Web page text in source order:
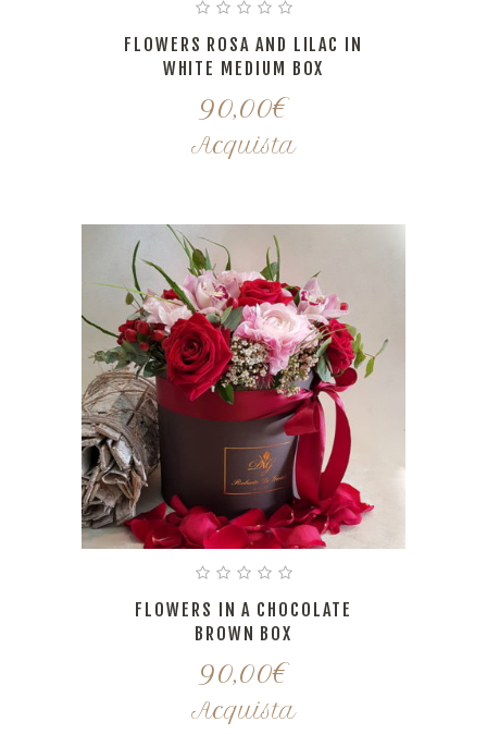
FLOWERS ROSA AND LILAC IN
WHITE MEDIUM BOX
90,00€
Acquista
FLOWERS IN A CHOCOLATE
BROWN BOX
90,00€
Acquista